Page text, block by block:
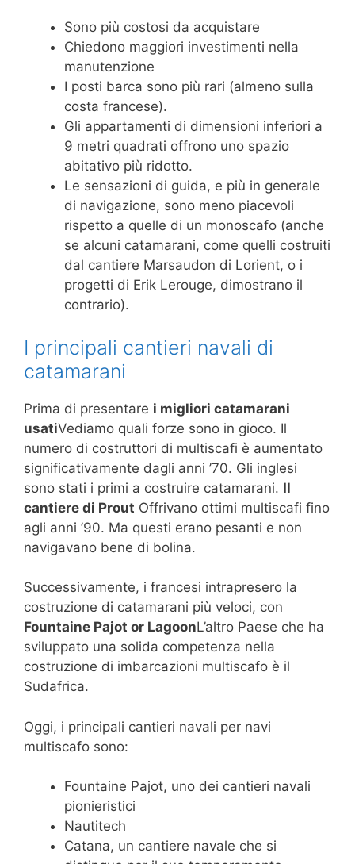
Sono più costosi da acquistare
Chiedono maggiori investimenti nella
manutenzione
I posti barca sono più rari (almeno sulla
costa francese).
Gli appartamenti di dimensioni inferiori a
9 metri quadrati offrono uno spazio
abitativo più ridotto.
Le sensazioni di guida, e più in generale
di navigazione, sono meno piacevoli
rispetto a quelle di un monoscafo (anche
se alcuni catamarani, come quelli costruiti
dal cantiere Marsaudon di Lorient, o i
progetti di Erik Lerouge, dimostrano il
contrario).
I principali cantieri navali di
catamarani
Prima di presentare i migliori catamarani
usatiVediamo quali forze sono in gioco. Il
numero di costruttori di multiscafi è aumentato
significativamente dagli anni ’70. Gli inglesi
sono stati i primi a costruire catamarani. Il
cantiere di Prout Offrivano ottimi multiscafi fino
agli anni ’90. Ma questi erano pesanti e non
navigavano bene di bolina.
Successivamente, i francesi intrapresero la
costruzione di catamarani più veloci, con
Fountaine Pajot or LagoonL’altro Paese che ha
sviluppato una solida competenza nella
costruzione di imbarcazioni multiscafo è il
Sudafrica.
Oggi, i principali cantieri navali per navi
multiscafo sono:
Fountaine Pajot, uno dei cantieri navali
pionieristici
Nautitech
Catana, un cantiere navale che si